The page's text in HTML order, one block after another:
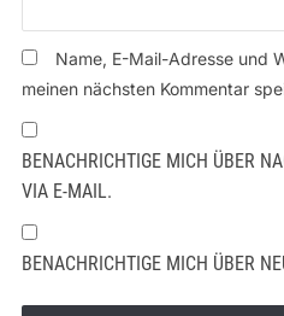
Name, E-Mail-Adresse und
meinen nächsten Kommentar
BENACHRICHTIGE MICH ÜBER
VIA E-MAIL.
BENACHRICHTIGE MICH ÜBER